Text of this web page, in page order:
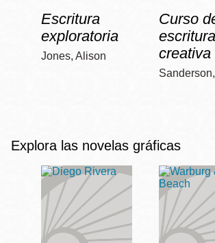
Escritura
exploratoria
Jones, Alison
Curso
escritura
creativa
Explora las novelas gráficas